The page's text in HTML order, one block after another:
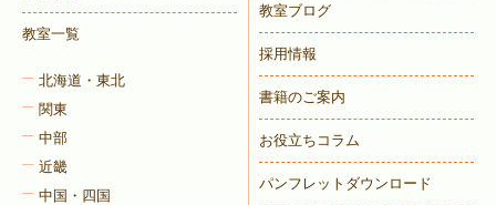
教室一覧
北海道・東北
関東
中部
近畿
中国・四国
教室ブログ
採用情報
書籍のご案内
お役立ちコラム
パンフレットダウンロード